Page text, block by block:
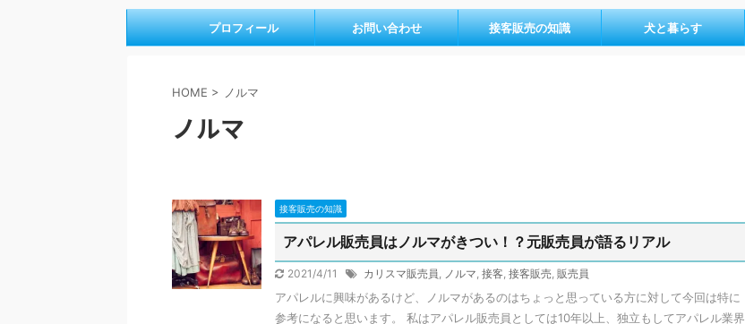
プロフィール お問い合わせ 接客販売の知識 犬と暮らす
HOME > ノルマ
ノルマ
接客販売の知識
アパレル販売員はノルマがきつい！？元販売員が語るリアル
2021/4/11 カリスマ販売員 ノルマ 接客 接客販売 販売員
アパレルに興味があるけど、ノルマがあるのはちょっと思っている方に対して今回は特に
参考になると思います。 私はアパレル販売員としては10年以上、独立もしてアパレル業界